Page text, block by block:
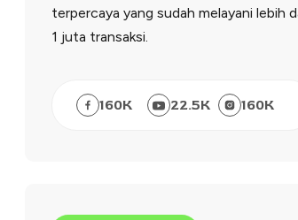
terpercaya yang sudah melayani lebih
1 juta transaksi.
160K 22.5K 160K